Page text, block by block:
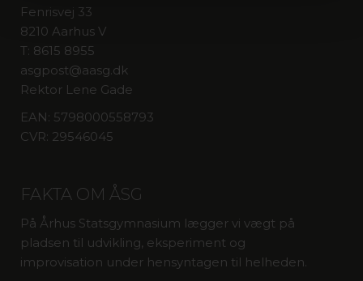
Fenrisvej 33
8210 Aarhus V
T: 8615 8955
asgpost@aasg.dk
Rektor Lene Gade
EAN: 5798000558793
CVR: 29546045
FAKTA OM ÅSG
På Århus Statsgymnasium lægger vi vægt på
pladsen til udvikling, eksperiment og
improvisation under hensyntagen til helheden.